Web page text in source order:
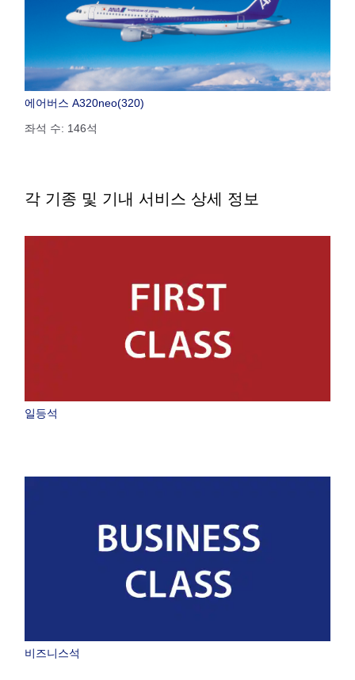
에어버스 A320neo(320)
좌석 수: 146석
각 기종 및 기내 서비스 상세 정보
일등석
비즈니스석